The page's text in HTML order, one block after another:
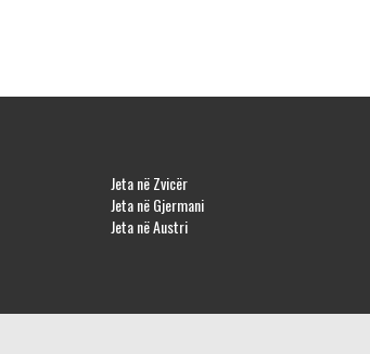
Jeta në Zvicër
Jeta në Gjermani
Jeta në Austri